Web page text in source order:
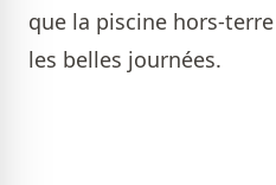
que la piscine hors-
les belles journées.